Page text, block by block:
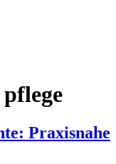
Praxisnahe